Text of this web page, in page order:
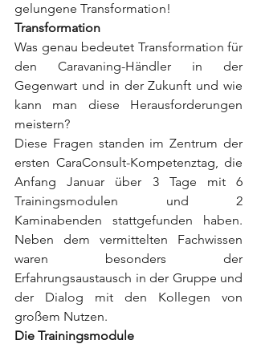
gelungene Transformation!
Transformation
Was genau bedeutet Transformation für
den Caravaning-Händler in der
Gegenwart und in der Zukunft und wie
kann man diese Herausforderungen
meistern?
Diese Fragen standen im Zentrum der
ersten CaraConsult-Kompetenztag, die
Anfang Januar über 3 Tage mit 6
Trainingsmodulen und 2
Kaminabenden stattgefunden haben.
Neben dem vermittelten Fachwissen
waren besonders der
Erfahrungsaustausch in der Gruppe und
der Dialog mit den Kollegen von
großem Nutzen.
Die Trainingsmodule